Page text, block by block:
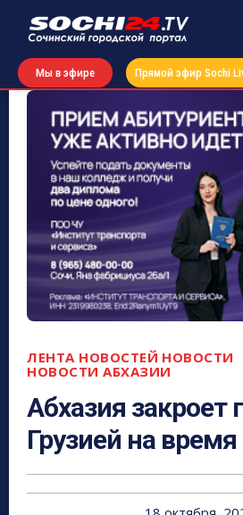
Мы в эфире Прямой эфир Sochi
ЛЕНТА НОВОСТЕЙ НОВОСТИ
НОВОСТИ АБХАЗИИ
Абхазия закроет
Грузией на